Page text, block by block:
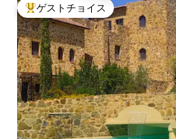
大好評のゲストチョイスです。
ゲストチョイス